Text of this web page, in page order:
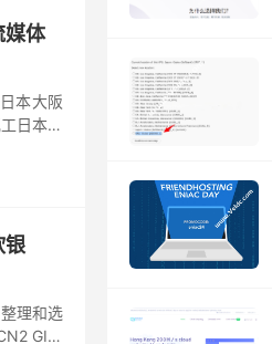
媒体
本大阪
日本大
银
理和选
GIA/